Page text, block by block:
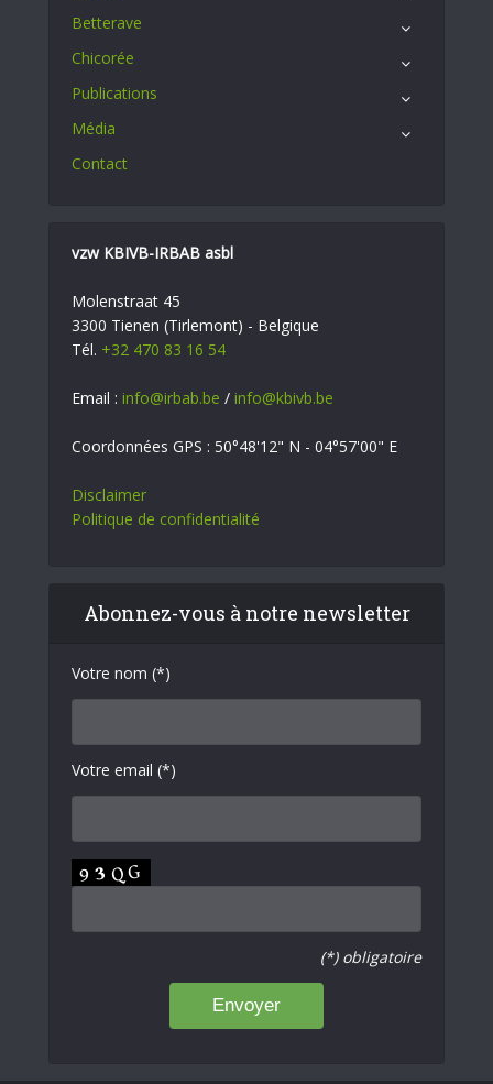
Betterave
Chicorée
Publications
Média
Contact
vzw KBIVB-IRBAB asbl
Molenstraat 45
3300 Tienen (Tirlemont) - Belgique
Tél. +32 470 83 16 54
Email : info@irbab.be / info@kbivb.be
Coordonnées GPS : 50°48'12" N - 04°57'00" E
Disclaimer
Politique de confidentialité
Abonnez-vous à notre newsletter
Votre nom (*)
Votre email (*)
(*) obligatoire